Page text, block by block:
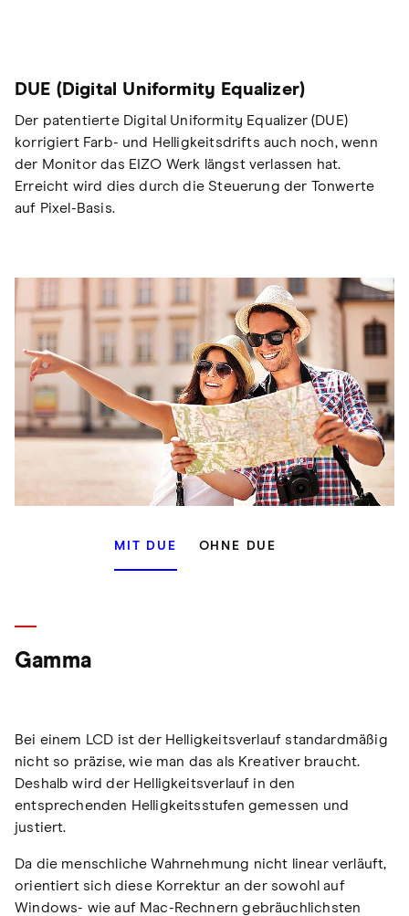
DUE (Digital Uniformity Equalizer)
Der patentierte Digital Uniformity Equalizer (DUE)
korrigiert Farb- und Helligkeitsdrifts auch noch, wenn
der Monitor das EIZO Werk längst verlassen hat.
Erreicht wird dies durch die Steuerung der Tonwerte
auf Pixel-Basis.
MIT DUE OHNE DUE
Gamma
Bei einem LCD ist der Helligkeitsverlauf standardmäßig
nicht so präzise, wie man das als Kreativer braucht.
Deshalb wird der Helligkeitsverlauf in den
entsprechenden Helligkeitsstufen gemessen und
justiert.
Da die menschliche Wahrnehmung nicht linear verläuft,
orientiert sich diese Korrektur an der sowohl auf
Windows- wie auf Mac-Rechnern gebräuchlichsten